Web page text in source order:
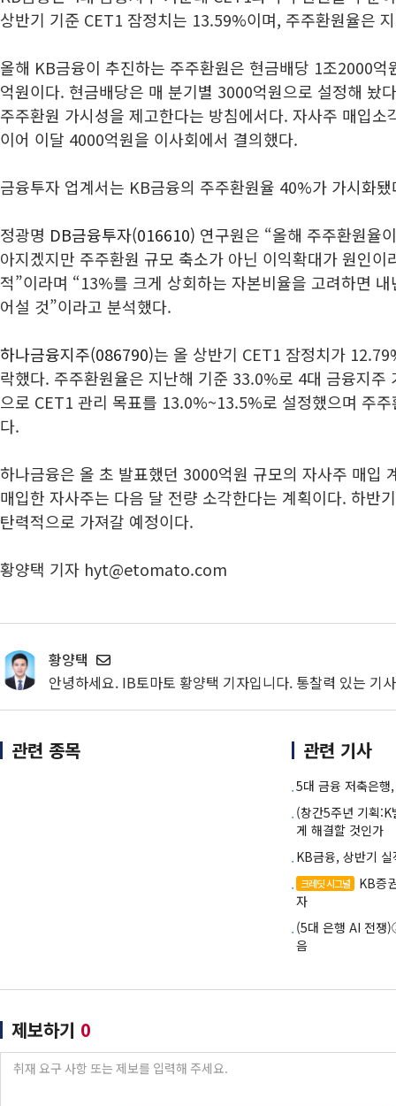
상반기 기준 CET1 잠정치는 13.59%이며, 주주환원율은
올해 KB금융이 추진하는 주주환원은 현금배당 1조2000
억원이다. 현금배당은 매 분기별 3000억원으로 설정해 놨
주주환원 가시성을 제고한다는 방침에서다. 자사주 매입
이어 이달 4000억원을 이사회에서 결의했다.
금융투자 업계서는 KB금융의 주주환원율 40%가 가시화
정광명 DB금융투자(016610) 연구원은 “올해 주주환원율
아지겠지만 주주환원 규모 축소가 아닌 이익확대가 원인이
적”이라며 “13%를 크게 상회하는 자본비율을 고려하면
어설 것”이라고 분석했다.
하나금융지주(086790)는 올 상반기 CET1 잠정치가
락했다. 주주환원율은 지난해 기준 33.0%로 4대 금융지주
으로 CET1 관리 목표를 13.0%~13.5%로 설정했으며 주
다.
하나금융은 올 초 발표했던 3000억원 규모의 자사주 매입
매입한 자사주는 다음 달 전량 소각한다는 계획이다. 하반
탄력적으로 가져갈 예정이다.
황양택 기자 hyt@etomato.com
황양택
안녕하세요. IB토마토 황양택 기자입니다. 통찰력 있는 기
관련 종목 관련 기사
5대 금융 저축은
(창간5주년 기획
게 해결할 것인가
KB금융, 상반기
크레딧 시그널
KB증
자
(5대 은행 AI 전쟁
음
제보하기 0